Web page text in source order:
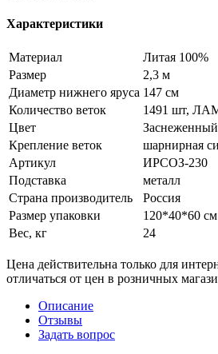
Характеристики
Материал
Литая 100%
Размер
2,3 м
Диаметр нижнего яруса 147 см
Количество веток
1491 шт,
Цвет
Заснеженный
Крепление веток
шарнирная
Артикул
ИРСОЗ-230
Подставка
металл
Страна производитель
Россия
Размер упаковки
120*40*60 см
Вес, кг
24
Цена действительна только для
отличаться от цен в розничных
Описание
Отзывы
Задать вопрос